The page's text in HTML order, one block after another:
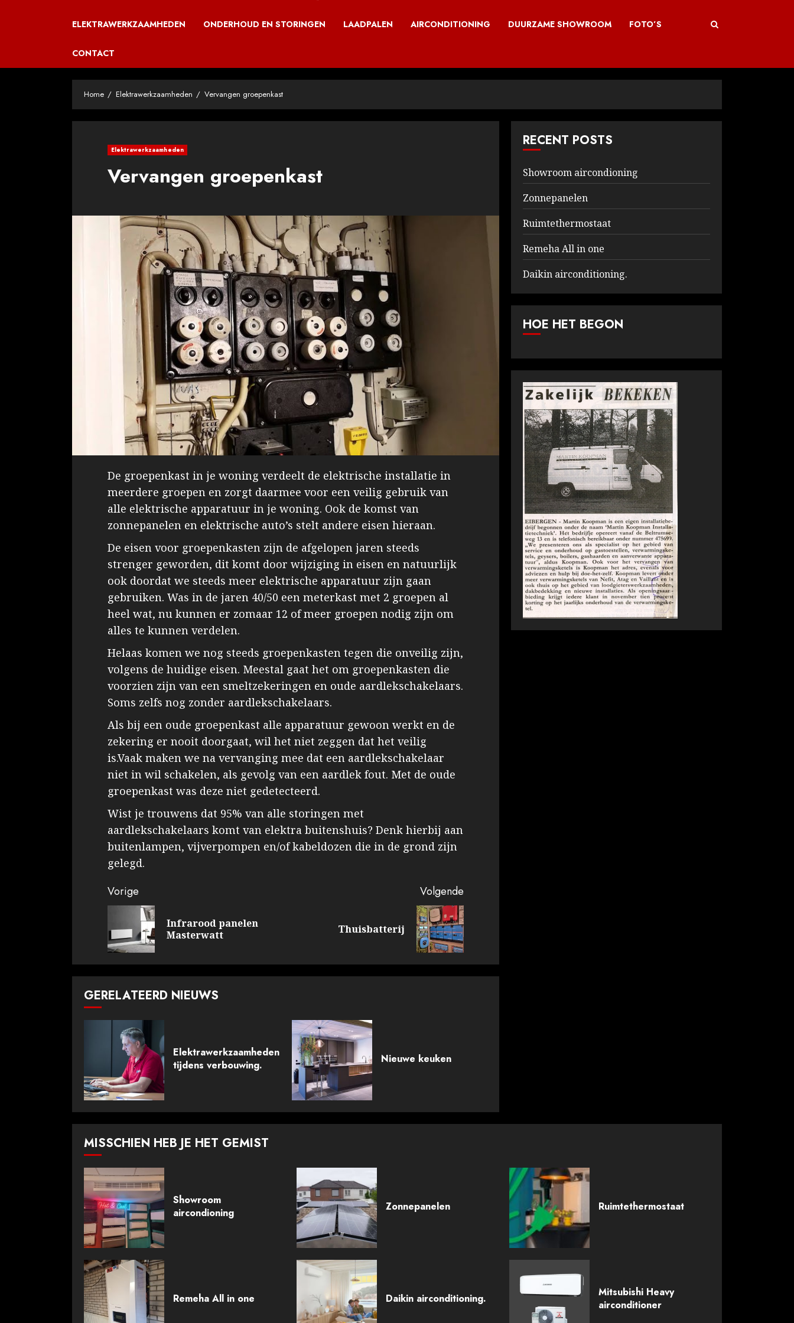
ELEKTRAWERKZAAMHEDEN ONDERHOUD EN STORINGEN LAADPALEN AIRCONDITIONING DUURZAME SHOWROOM FOTO’S
CONTACT
Home Elektrawerkzaamheden Vervangen groepenkast
Elektrawerkzaamheden
Vervangen groepenkast
De groepenkast in je woning verdeelt de elektrische installatie in
meerdere groepen en zorgt daarmee voor een veilig gebruik van
alle elektrische apparatuur in je woning. Ook de komst van
zonnepanelen en elektrische auto’s stelt andere eisen hieraan.
De eisen voor groepenkasten zijn de afgelopen jaren steeds
strenger geworden, dit komt door wijziging in eisen en natuurlijk
ook doordat we steeds meer elektrische apparatuur zijn gaan
gebruiken. Was in de jaren 40/50 een meterkast met 2 groepen al
heel wat, nu kunnen er zomaar 12 of meer groepen nodig zijn om
alles te kunnen verdelen.
Helaas komen we nog steeds groepenkasten tegen die onveilig zijn,
volgens de huidige eisen. Meestal gaat het om groepenkasten die
voorzien zijn van een smeltzekeringen en oude aardlekschakelaars.
Soms zelfs nog zonder aardlekschakelaars.
Als bij een oude groepenkast alle apparatuur gewoon werkt en de
zekering er nooit doorgaat, wil het niet zeggen dat het veilig
is.Vaak maken we na vervanging mee dat een aardlekschakelaar
niet in wil schakelen, als gevolg van een aardlek fout. Met de oude
groepenkast was deze niet gedetecteerd.
Wist je trouwens dat 95% van alle storingen met
aardlekschakelaars komt van elektra buitenshuis? Denk hierbij aan
buitenlampen, vijverpompen en/of kabeldozen die in de grond zijn
gelegd.
Doorgaan
lezen
Vorige
Infrarood panelen
Masterwatt
Volgende
Thuisbatterij
GERELATEERD NIEUWS
Elektrawerkzaamheden
tijdens verbouwing.
Nieuwe keuken
RECENT POSTS
Showroom aircondioning
Zonnepanelen
Ruimtethermostaat
Remeha All in one
Daikin airconditioning.
HOE HET BEGON
MISSCHIEN HEB JE HET GEMIST
Showroom
aircondioning
Zonnepanelen Ruimtethermostaat
Remeha All in one Daikin airconditioning.
Mitsubishi Heavy
airconditioner